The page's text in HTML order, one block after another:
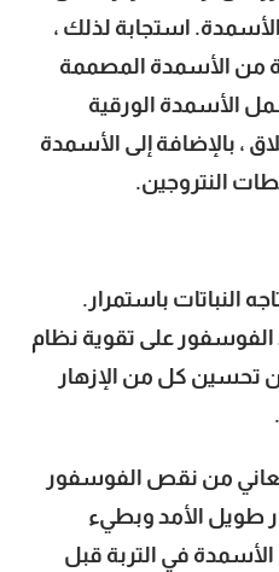
استجابة لذلك ،
من الأسمدة المصممة
الأسمدة الورقية
، بالإضافة إلى الأسمدة
النتروجين.
النباتات باستمرار.
الفوسفور على تقوية نظام
تحسين كل من الإزهار
تعاني من نقص الفوسفور
طويل الأمد وبطيء
في التربة قبل